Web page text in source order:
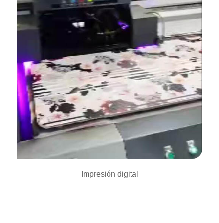
Impresión digital